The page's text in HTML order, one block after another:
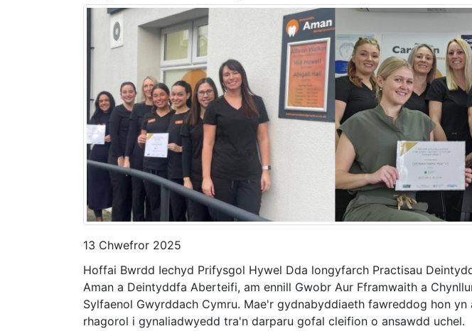
13 Chwefror 2025
Hoffai Bwrdd Iechyd Prifysgol Hywel Dda longyfarch Practisau
Aman a Deintyddfa Aberteifi, am ennill Gwobr Aur Fframwaith a
Sylfaenol Gwyrddach Cymru. Mae'r gydnabyddiaeth fawreddog hon yn
rhagorol i gynaliadwyedd tra'n darparu gofal cleifion o ansawdd uchel.